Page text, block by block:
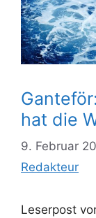
hat die
9. Februar
Redakteur
Leserpost